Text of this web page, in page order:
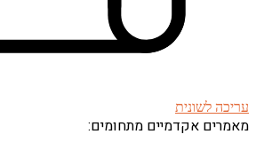
עריכה לשונית
מאמרים אקדמיים מתחומים: